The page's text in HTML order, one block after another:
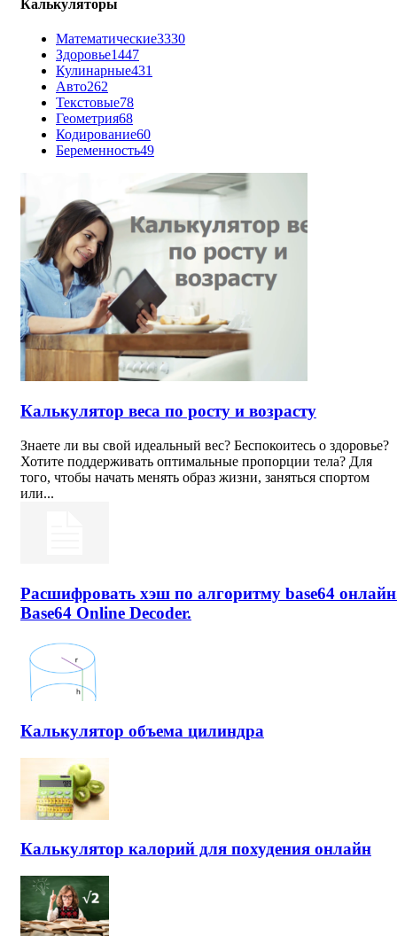
Калькуляторы
Математические3330
Здоровье1447
Кулинарные431
Авто262
Текстовые78
Геометрия68
Кодирование60
Беременность49
Калькулятор веса по росту и возрасту
Знаете ли вы свой идеальный вес? Беспокоитесь о здоровье?
Хотите поддерживать оптимальные пропорции тела? Для
того, чтобы начать менять образ жизни, заняться спортом
или...
Расшифровать хэш по алгоритму base64
Base64 Online Decoder.
Калькулятор объема цилиндра
Калькулятор калорий для похудения онлайн